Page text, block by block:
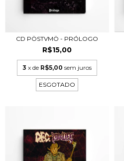
CD PÖSTVMÖ - PRÓLOGO
R$15,00
3 x de R$5,00 sem juros
ESGOTADO